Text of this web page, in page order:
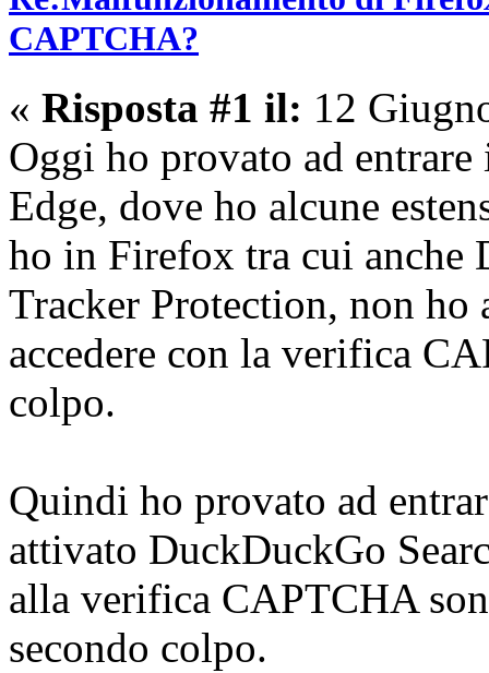
CAPTCHA?
« Risposta #1 il: 12
Oggi ho provato ad
Edge, dove ho alcune
ho in Firefox tra cui anche
Tracker Protection, non ho
accedere con la verifica
colpo.
Quindi ho provato ad
attivato DuckDuckGo
alla verifica CAPTCHA
secondo colpo.